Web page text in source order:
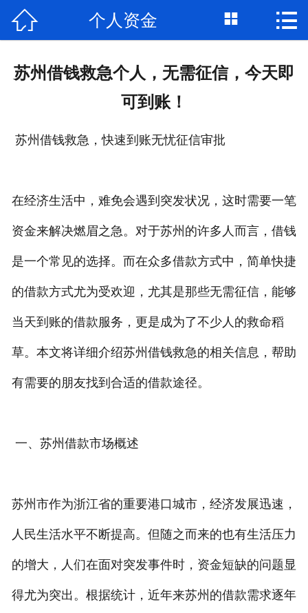
首页
贷款公司
私人借款
个人资金
个人贷款
 个人资金  
苏州借钱救急个人，无需征信，今天即
可到账！
苏州借钱救急，快速到账无忧征信审批
在经济生活中，难免会遇到突发状况，这时需要一笔
资金来解决燃眉之急。对于苏州的许多人而言，借钱
是一个常见的选择。而在众多借款方式中，简单快捷
的借款方式尤为受欢迎，尤其是那些无需征信，能够
当天到账的借款服务，更是成为了不少人的救命稻
草。本文将详细介绍苏州借钱救急的相关信息，帮助
有需要的朋友找到合适的借款途径。
一、苏州借款市场概述
苏州市作为浙江省的重要港口城市，经济发展迅速，
人民生活水平不断提高。但随之而来的也有生活压力
的增大，人们在面对突发事件时，资金短缺的问题显
得尤为突出。根据统计，近年来苏州的借款需求逐年